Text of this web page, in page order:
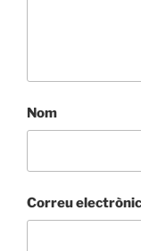
Nom
Correu electrònic